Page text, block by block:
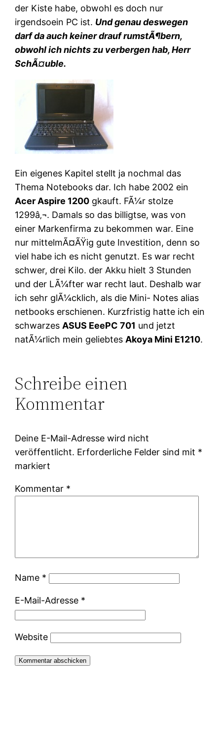
der Kiste habe, obwohl es doch nur
irgendsoein PC ist. Und genau deswegen
darf da auch keiner drauf rumstÃ¶bern,
obwohl ich nichts zu verbergen hab, Herr
SchÃ¤uble.
Ein eigenes Kapitel stellt ja nochmal das
Thema Notebooks dar. Ich habe 2002 ein
Acer Aspire 1200 gkauft. FÃ¼r stolze
1299â‚¬. Damals so das billigtse, was von
einer Markenfirma zu bekommen war. Eine
nur mittelmÃ¤ÃŸig gute Investition, denn so
viel habe ich es nicht genutzt. Es war recht
schwer, drei Kilo. der Akku hielt 3 Stunden
und der LÃ¼fter war recht laut. Deshalb war
ich sehr glÃ¼cklich, als die Mini- Notes alias
netbooks erschienen. Kurzfristig hatte ich ein
schwarzes ASUS EeePC 701 und jetzt
natÃ¼rlich mein geliebtes Akoya Mini E1210.
Schreibe einen
Kommentar
Deine E-Mail-Adresse wird nicht
veröffentlicht. Erforderliche Felder sind mit *
markiert
Kommentar *
Name *
E-Mail-Adresse *
Website